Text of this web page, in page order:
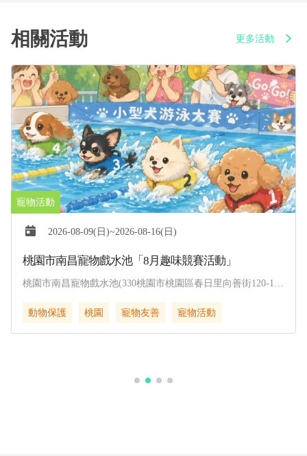
相關活動 更多活動
2026-08-09(日)~2026-08-16(日)
桃園市南昌寵物戲水池「8月趣味競賽活動」
桃園市南昌寵物戲水池(330桃園市桃園區春日里向善街120-1
動物保護
桃園 寵物友善 寵物活動